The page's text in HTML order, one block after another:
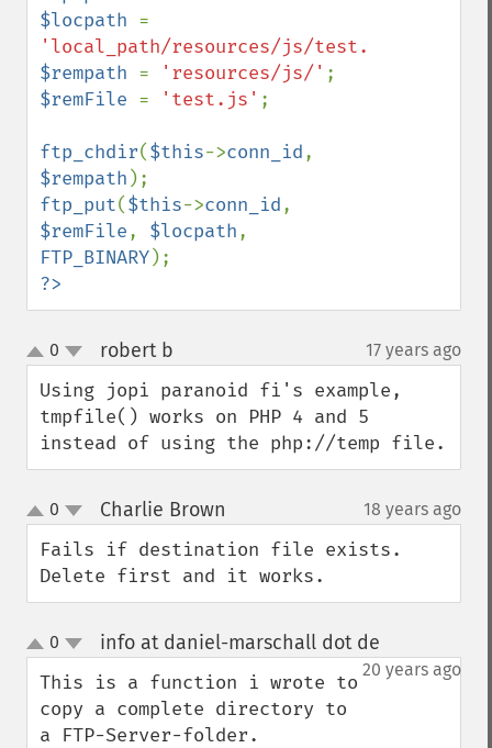
$locpath
'local_path/resources/js/test.js'
$rempath = 'resources/js/'
$remFile = 'test.js' ;
ftp_chdir($this->conn_id
$rempath
ftp_put($this->conn_id
$remFile, $locpath
FTP_BINARY
?>
up
down
0 robert b 17 years ago
Using jopi paranoid fi's example,
tmpfile() works on PHP 4 and 5
instead of using the php://temp file.
up
down
0 Charlie Brown 18 years ago
Fails if destination file exists.
Delete first and it works.
up
down
0 info at daniel-marschall dot de
20 years ago
This is a function i wrote to
copy a complete directory to
a FTP-Server-folder.